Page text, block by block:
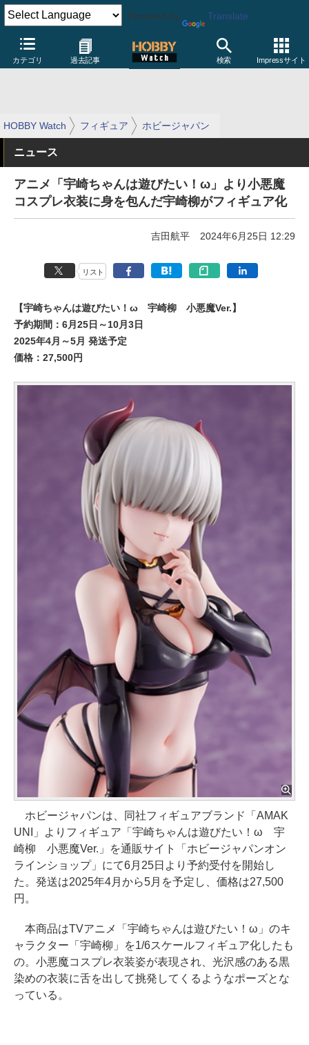
Powered by Translate
カテゴリ 過去記事 検索 Impressサイト
HOBBY Watch フィギュア ホビージャパン
ニュース
アニメ「宇崎ちゃんは遊びたい！ω」より小悪魔
コスプレ衣装に身を包んだ宇崎柳がフィギュア化
吉田航平 2024年6月25日 12:29
リスト
【宇崎ちゃんは遊びたい！ω 宇崎柳 小悪魔Ver.】
予約期間：6月25日～10月3日
2025年4月～5月 発送予定
価格：27,500円
ホビージャパンは、同社フィギュアブランド「AMAK
UNI」よりフィギュア「宇崎ちゃんは遊びたい！ω 宇
崎柳 小悪魔Ver.」を通販サイト「ホビージャパンオン
ラインショップ」にて6月25日より予約受付を開始し
た。発送は2025年4月から5月を予定し、価格は27,500
円。
本商品はTVアニメ「宇崎ちゃんは遊びたい！ω」のキ
ャラクター「宇崎柳」を1/6スケールフィギュア化したも
の。小悪魔コスプレ衣装姿が表現され、光沢感のある黒
染めの衣装に舌を出して挑発してくるようなポーズとな
っている。